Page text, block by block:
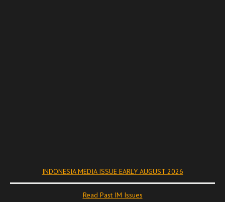
INDONESIA MEDIA ISSUE EARLY AUGUST 2026
Read Past IM Issues